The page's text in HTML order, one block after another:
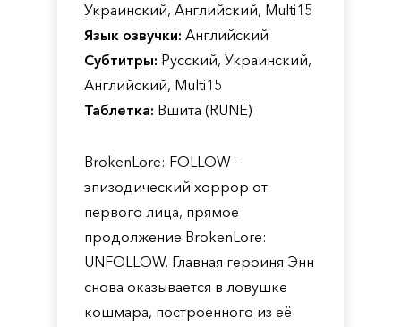
Украинский, Английский, Multi15
Язык озвучки: Английский
Субтитры: Русский, Украинский,
Английский, Multi15
Таблетка: Вшита (RUNE)
BrokenLore: FOLLOW —
эпизодический хоррор от
первого лица, прямое
продолжение BrokenLore:
UNFOLLOW. Главная героиня Энн
снова оказывается в ловушке
кошмара, построенного из её